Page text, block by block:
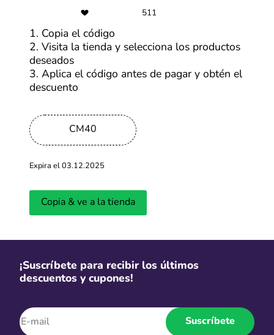
Últimas entradas del blog
Ver más
¿Cuándo será la primera edición del
CyberWow en 2026?
Ofertas de temporada
Ver más
511
1. Copia el código
2. Visita la tienda y selecciona los productos
deseados
3. Aplica el código antes de pagar y obtén el
descuento
CM40
Expira el 03.12.2025
Copia & ve a la tienda
¡Suscríbete para recibir los últimos
descuentos y cupones!
Suscríbete